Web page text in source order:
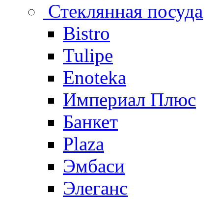
Стеклянная посуда
Bistro
Tulipe
Enoteka
Империал Плюс
Банкет
Plaza
Эмбаси
Элеганс